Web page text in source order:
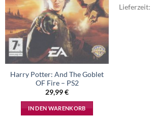
Harry Potter: And The Goblet
OF Fire – PS2
29,99€
IN DEN WARENKORB
Lieferzeit: